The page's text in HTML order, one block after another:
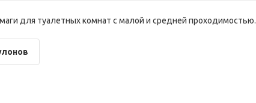
для туалетных комнат с малой и средней проходимостью.